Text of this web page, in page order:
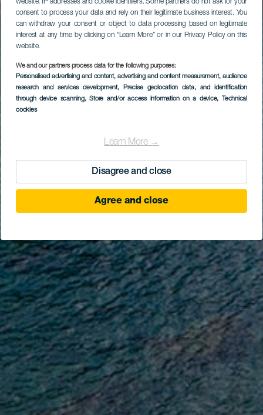
website, IP addresses and cookie identifiers. Some partners do not ask for your
consent to process your data and rely on their legitimate business interest. You
can withdraw your consent or object to data processing based on legitimate
interest at any time by clicking on “Learn More” or in our Privacy Policy on this
website.
We and our partners process data for the following purposes:
Personalised advertising and content, advertising and content measurement, audience
research and services development, Precise geolocation data, and identification
through device scanning, Store and/or access information on a device, Technical
cookies
Learn More →
Disagree and close
Agree and close